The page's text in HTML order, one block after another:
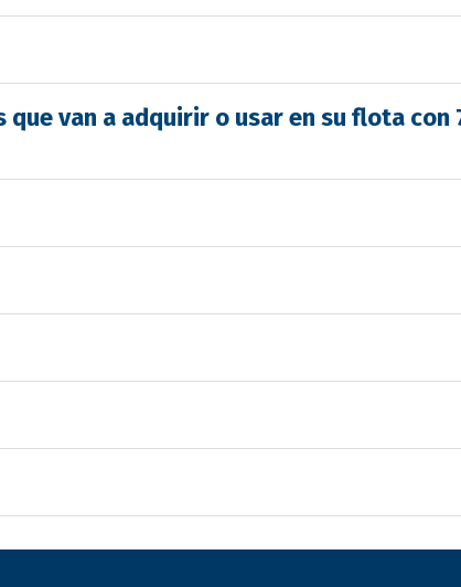
van a adquirir o usar en su flota con